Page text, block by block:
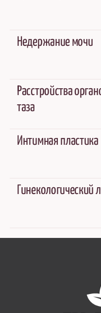
Недержание мочи
Расстройства
таза
Интимная пластика
Гинекологический